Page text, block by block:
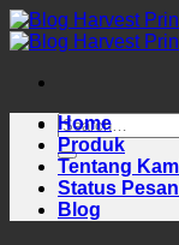
Skip
to
Home
Produk
Tentang
Status
Blog